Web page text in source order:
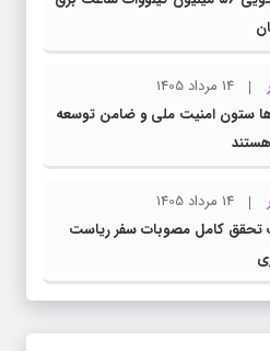
14 مرداد 1405
ستون امنیت ملی و ضامن توسعه
هستند
14 مرداد 1405
تحقق کامل مصوبات سفر ریاست‌